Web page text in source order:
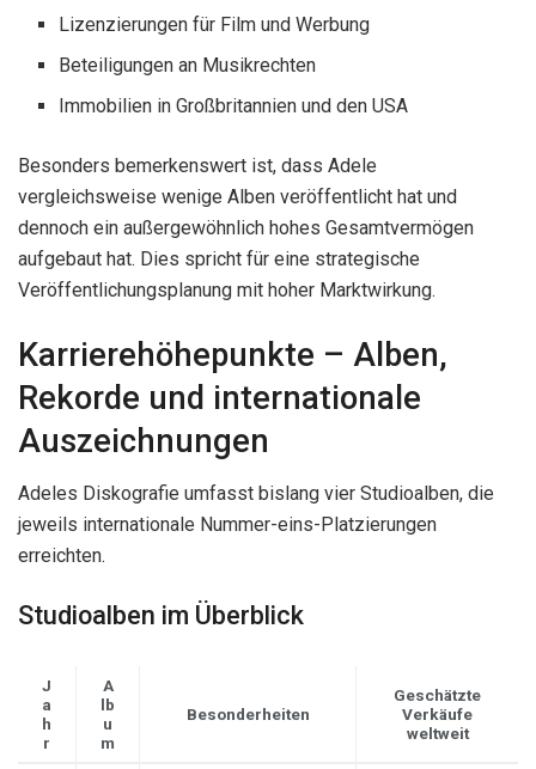
Lizenzierungen für Film und Werbung
Beteiligungen an Musikrechten
Immobilien in Großbritannien und den USA
Besonders bemerkenswert ist, dass Adele
vergleichsweise wenige Alben veröffentlicht hat und
dennoch ein außergewöhnlich hohes Gesamtvermögen
aufgebaut hat. Dies spricht für eine strategische
Veröffentlichungsplanung mit hoher Marktwirkung.
Karrierehöhepunkte – Alben,
Rekorde und internationale
Auszeichnungen
Adeles Diskografie umfasst bislang vier Studioalben, die
jeweils internationale Nummer-eins-Platzierungen
erreichten.
Studioalben im Überblick
J
a
h
r
A
lb
u
m
Besonderheiten
Geschätzte
Verkäufe
weltweit